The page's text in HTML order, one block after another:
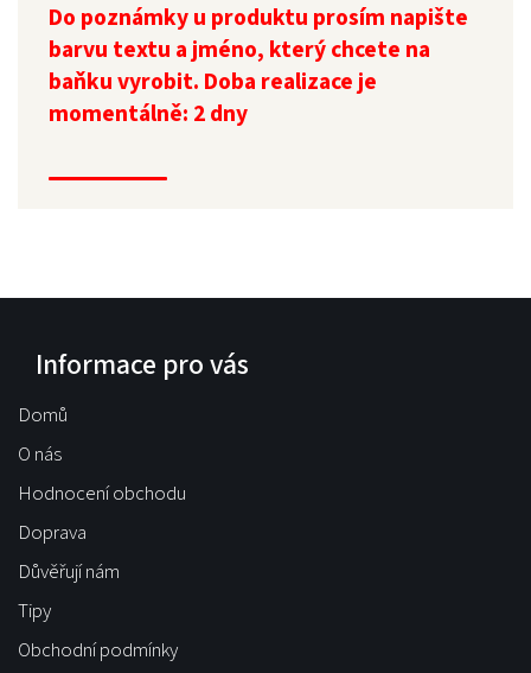
Do poznámky u produktu prosím napište
barvu textu a jméno, který chcete na
baňku vyrobit. Doba realizace je
momentálně: 2 dny
Informace pro vás
Domů
O nás
Hodnocení obchodu
Doprava
Důvěřují nám
Tipy
Obchodní podmínky